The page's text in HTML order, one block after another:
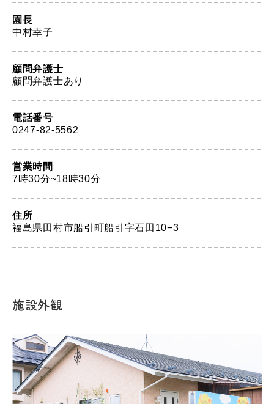
園長
中村幸子
顧問弁護士
顧問弁護士あり
電話番号
0247-82-5562
営業時間
7時30分~18時30分
住所
福島県田村市船引町船引字石田10−3
施設外観